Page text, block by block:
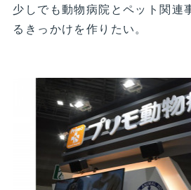
少しでも動物病院とペット関連
るきっかけを作りたい。